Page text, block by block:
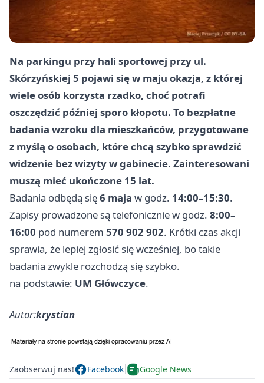
Na parkingu przy hali sportowej przy ul.
Skórzyńskiej 5 pojawi się w maju okazja, z której
wiele osób korzysta rzadko, choć potrafi
oszczędzić później sporo kłopotu. To bezpłatne
badania wzroku dla mieszkańców, przygotowane
z myślą o osobach, które chcą szybko sprawdzić
widzenie bez wizyty w gabinecie. Zainteresowani
muszą mieć ukończone 15 lat.
Badania odbędą się6 maja w godz. 14:00–15:30.
Zapisy prowadzone są telefonicznie w godz. 8:00–
16:00 pod numerem 570 902 902. Krótki czas akcji
sprawia, że lepiej zgłosić się wcześniej, bo takie
badania zwykle rozchodzą się szybko.
na podstawie: UM Główczyce.
Autor:krystian
Zaobserwuj nas! Facebook Google News